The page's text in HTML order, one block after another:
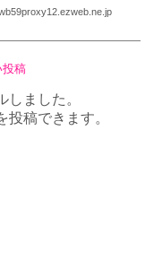
投稿
ました。
投稿できます。